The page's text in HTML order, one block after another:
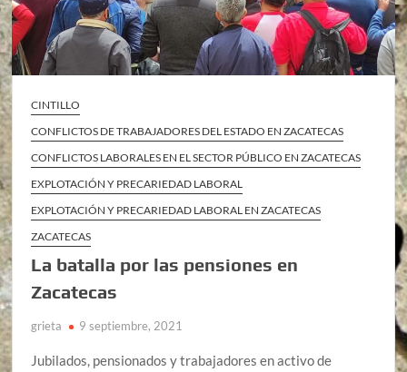
CINTILLO
CONFLICTOS DE TRABAJADORES DEL ESTADO EN ZACATECAS
CONFLICTOS LABORALES EN EL SECTOR PÚBLICO EN ZACATECAS
EXPLOTACIÓN Y PRECARIEDAD LABORAL
EXPLOTACIÓN Y PRECARIEDAD LABORAL EN ZACATECAS
ZACATECAS
La batalla por las pensiones en
Zacatecas
grieta 9 septiembre, 2021
Jubilados, pensionados y trabajadores en activo de